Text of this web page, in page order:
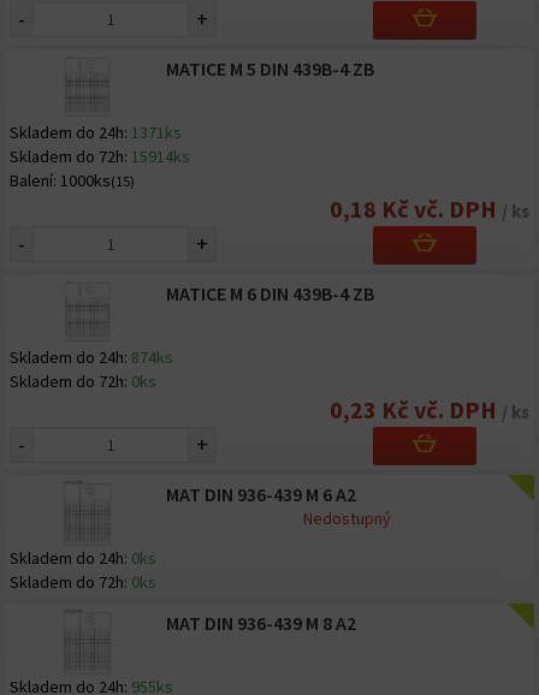
- +
MATICE M 5 DIN 439B-4 ZB
Skladem do 24h: 1371ks
Skladem do 72h: 15914ks
Balení: 1000ks(15)
0,18 Kč vč. DPH / ks
- +
MATICE M 6 DIN 439B-4 ZB
Skladem do 24h: 874ks
Skladem do 72h: 0ks
0,23 Kč vč. DPH / ks
- +
MAT DIN 936-439 M 6 A2
Skladem do 24h: 0ks
Skladem do 72h: 0ks
Nedostupný
MAT DIN 936-439 M 8 A2
Skladem do 24h: 955ks